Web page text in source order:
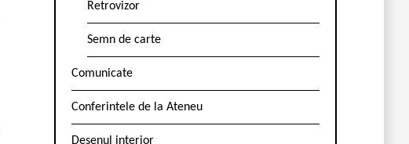
Retrovizor
Semn de carte
Comunicate
Conferintele de la Ateneu
Desenul interior